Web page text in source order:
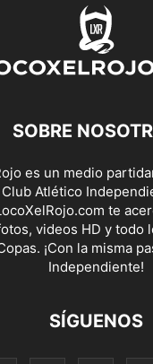
SOBRE
es un medio
Atlético
te
videos HD y todo
¡Con la misma
Independiente!
SÍGUENOS